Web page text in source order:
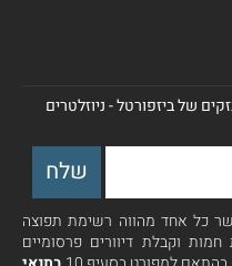
של ביזפורטל - ניוזלטרים
כל אחד מהווה רשימת תפוצה
וקבלת דיוורים פרסומיים